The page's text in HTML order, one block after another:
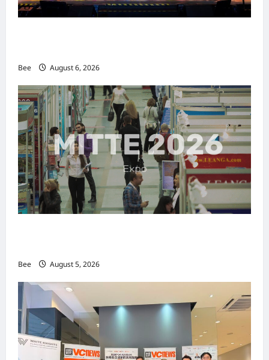
Bee August 6, 2026
Bee August 5, 2026